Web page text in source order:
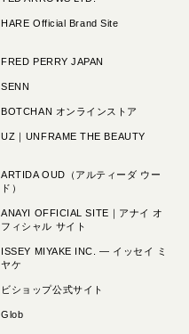
HARE Official Brand Site
FRED PERRY JAPAN
SENN
BOTCHAN オンラインストア
UZ｜UNFRAME THE BEAUTY
ARTIDA OUD（アルティーダ ウー
ド）
ANAYI OFFICIAL SITE｜アナイ オ
フィシャル サイト
ISSEY MIYAKE INC. — イッセイ ミ
ヤケ
ビショップ公式サイト
Glob